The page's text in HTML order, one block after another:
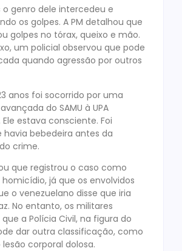
o genro dele intercedeu e
os golpes. A PM detalhou que
golpes no tórax, queixo e mão.
um policial observou que pode
quando agressão por outros
anos foi socorrido por uma
do SAMU à UPA
Ele estava consciente. Foi
havia bebedeira antes da
crime.
que registrou o caso como
já que os envolvidos
o venezuelano disse que iria
No entanto, os militares
a Polícia Civil, na figura do
dar outra classificação, como
corporal dolosa.